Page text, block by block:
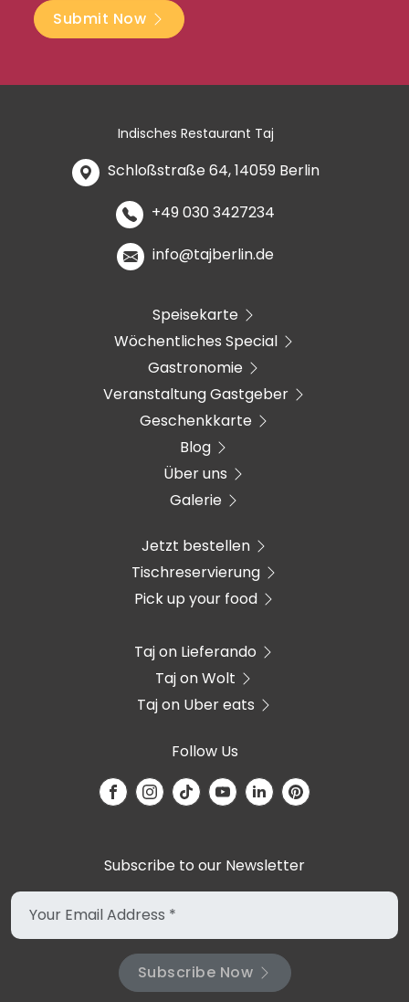
Submit Now
Indisches Restaurant Taj
Schloßstraße 64, 14059 Berlin
+49 030 3427234
info@tajberlin.de
Speisekarte
Wöchentliches Special
Gastronomie
Veranstaltung Gastgeber
Geschenkkarte
Blog
Über uns
Galerie
Jetzt bestellen
Tischreservierung
Pick up your food
Taj on Lieferando
Taj on Wolt
Taj on Uber eats
Follow Us
Subscribe to our Newsletter
Subscribe Now